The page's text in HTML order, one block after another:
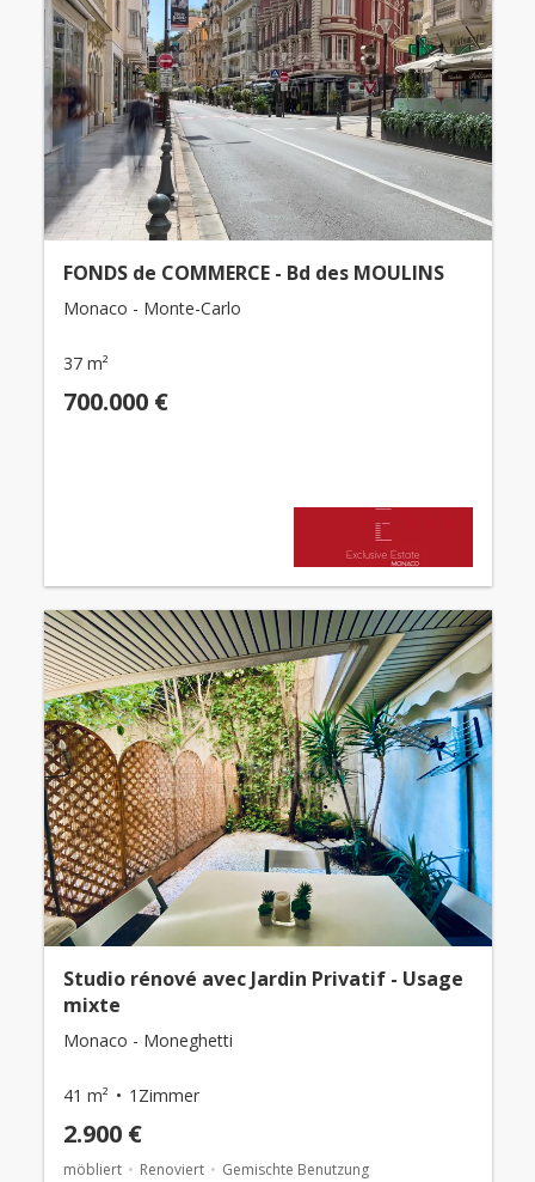
FONDS de COMMERCE - Bd des MOULINS
Monaco - Monte-Carlo
37 m²
700.000 €
Studio rénové avec Jardin Privatif - Usage
mixte
Monaco - Moneghetti
41 m² 1Zimmer
2.900 €
möbliert Renoviert Gemischte Benutzung